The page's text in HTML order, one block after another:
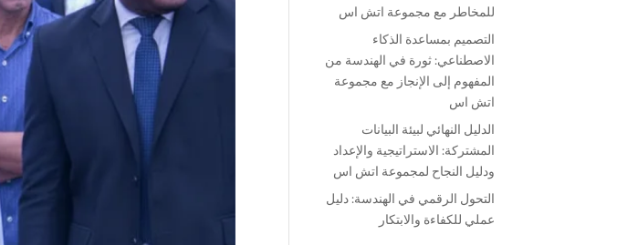
للمخاطر مع مجموعة اتش اس
التصميم بمساعدة الذكاء
الاصطناعي: ثورة في الهندسة من
المفهوم إلى الإنجاز مع مجموعة
اتش اس
الدليل النهائي لبيئة البيانات
المشتركة: الاستراتيجية والإعداد
ودليل النجاح لمجموعة اتش اس
التحول الرقمي في الهندسة: دليل
عملي للكفاءة والابتكار